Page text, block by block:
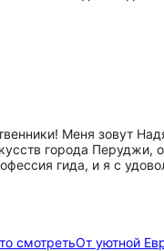
Меня зовут
города Перуджи,
гида, и я с
смотретьОт уютной